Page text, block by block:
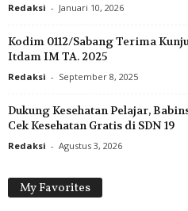
Redaksi - Januari 10, 2026
Kodim 0112/Sabang Terima
Itdam IM TA. 2025
Redaksi - September 8, 2025
Dukung Kesehatan Pelajar,
Cek Kesehatan Gratis di SDN 19
Redaksi - Agustus 3, 2026
My Favorites